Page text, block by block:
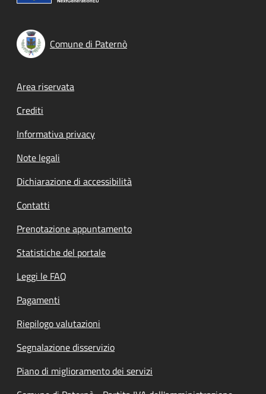
Comune di Paternò
Footer menu
Area riservata
Crediti
Informativa privacy
Note legali
Dichiarazione di accessibilità
Contatti
Prenotazione appuntamento
Statistiche del portale
Leggi le FAQ
Pagamenti
Riepilogo valutazioni
Segnalazione disservizio
Piano di miglioramento dei servizi